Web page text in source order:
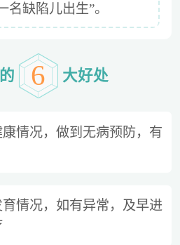
名缺陷儿出生”。
6 大好处
情况，做到无病预防，有
情况，如有异常，及早进